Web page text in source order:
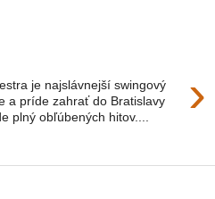
›
je najslávnejší swingový
a príde zahrať do Bratislavy
plný obľúbených hitov....